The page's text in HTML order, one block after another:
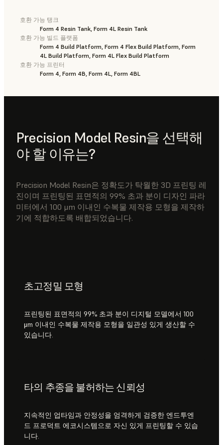
호환 가능 탱크
Form 4 Resin Tank, Form 4L Resin Tank
호환 가능 빌드 플랫폼
Form 4 Build Platform, Form 4 Flex Build Platform, Form
4L Build Platform, Form 4L Flex Build Platform
호환 가능 프린터
Form 4, Form 4B, Form 4L, Form 4BL
Precision Model Resin을 선택해
야 할 이유는?
Precision Model Resin은 정확도가 탁월한 3D 프린팅 레
진이며 프린팅된 표면적의 99% 초과 분이 디자인 파라
미터에서 100 μm 이내인 수복물 제작용 모형을 제작하
기에 적합하도록 배합되었습니다.
초고정밀 모형
프린팅된 표면적의 99% 초과 분이 디지털 모델에서 100
μm 이내인 수복물 제작용 모형을 일관성 있게 생산할 수
있습니다.
타의 추종을 불허하는 신뢰성
지속적인 업타임과 안정성을 엄격하게 검증한 엔드투엔
드 프로덕트 에코시스템으로 자신 있게 프린팅할 수 있습
니다.